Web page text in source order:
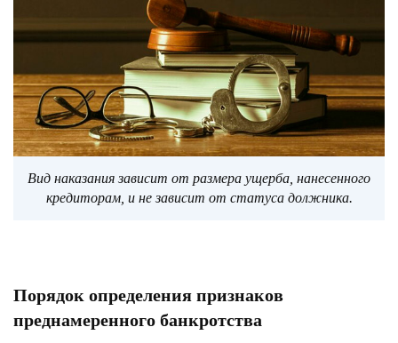
Вид наказания зависит от размера ущерба, нанесенного
кредиторам, и не зависит от статуса должника.
Порядок определения признаков
преднамеренного банкротства